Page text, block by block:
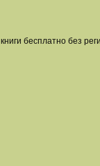
бесплатно без